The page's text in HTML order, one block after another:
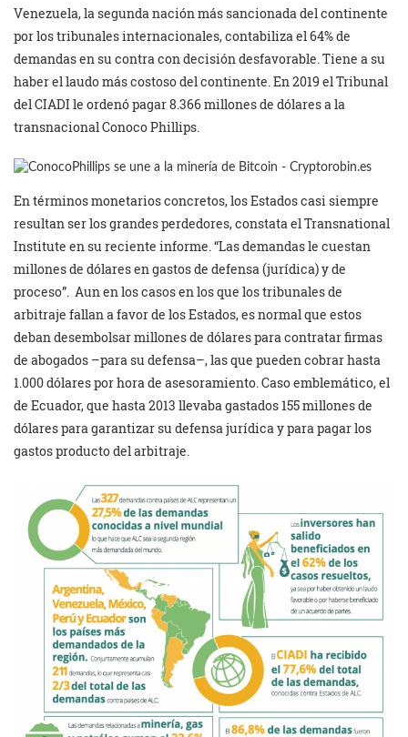
Venezuela, la segunda nación más sancionada del continente
por los tribunales internacionales, contabiliza el 64% de
demandas en su contra con decisión desfavorable. Tiene a su
haber el laudo más costoso del continente. En 2019 el Tribunal
del CIADI le ordenó pagar 8.366 millones de dólares a la
transnacional Conoco Phillips.
En términos monetarios concretos, los Estados casi siempre
resultan ser los grandes perdedores, constata el Transnational
Institute en su reciente informe. “Las demandas le cuestan
millones de dólares en gastos de defensa (jurídica) y de
proceso”. Aun en los casos en los que los tribunales de
arbitraje fallan a favor de los Estados, es normal que estos
deban desembolsar millones de dólares para contratar firmas
de abogados –para su defensa–, las que pueden cobrar hasta
1.000 dólares por hora de asesoramiento. Caso emblemático, el
de Ecuador, que hasta 2013 llevaba gastados 155 millones de
dólares para garantizar su defensa jurídica y para pagar los
gastos producto del arbitraje.